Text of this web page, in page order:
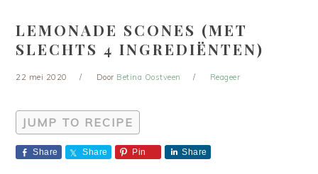
LEMONADE SCONES (MET
SLECHTS 4 INGREDIËNTEN)
22 mei 2020 Door Betina Oostveen Reageer
JUMP TO RECIPE
Share Share Pin Share